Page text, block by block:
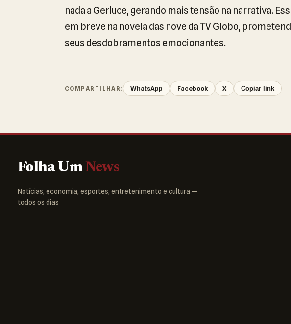
nada a Gerluce, gerando mais tensão na narrativa.
em breve na novela das nove da TV Globo,
seus desdobramentos emocionantes.
COMPARTILHAR: WhatsApp Facebook X Copiar link
Folha Um News
Notícias, economia, esportes, entretenimento e cultura —
todos os dias